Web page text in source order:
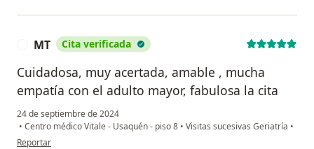
MT Cita verificada
Cuidadosa, muy acertada, amable , mucha
empatía con el adulto mayor, fabulosa la cita
24 de septiembre de 2024
• Centro médico Vitale - Usaquén - piso 8 • Visitas sucesivas Geriatría •
en opinión del usuario MT
Reportar